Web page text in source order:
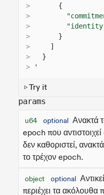
>
{
>
>
>
}
>
]
>
}
>
'
Try it
params
u64 optional Ανακτά
epoch που
δεν καθοριστεί,
το τρέχον epoch.
object optional
περιέχει τα ακόλουθα